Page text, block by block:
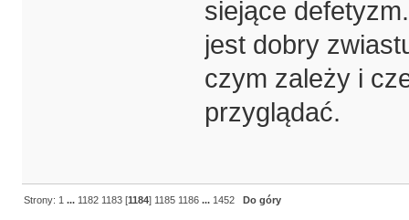
siejące
jest dobry
czym zależy i
przyglądać.
Strony: 1 ... 1182 1183 [1184] 1185 1186 ... 1452 Do góry